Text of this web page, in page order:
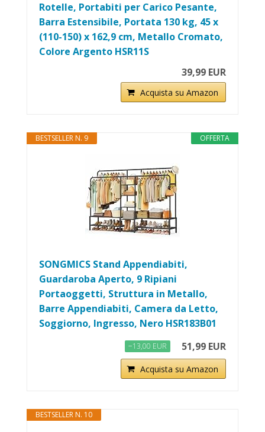
Rotelle, Portabiti per Carico Pesante,
Barra Estensibile, Portata 130 kg, 45 x
(110-150) x 162,9 cm, Metallo Cromato,
Colore Argento HSR11S
39,99 EUR
Acquista su Amazon
OFFERTA
BESTSELLER N. 9
SONGMICS Stand Appendiabiti,
Guardaroba Aperto, 9 Ripiani
Portaoggetti, Struttura in Metallo,
Barre Appendiabiti, Camera da Letto,
Soggiorno, Ingresso, Nero HSR183B01
−13,00 EUR 51,99 EUR
Acquista su Amazon
BESTSELLER N. 10